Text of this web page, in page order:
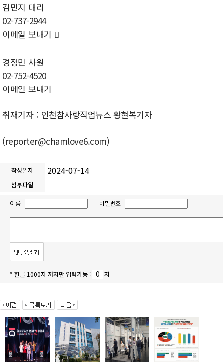
김민지 대리
02-737-2944
이메일 보내기 
경정민 사원
02-752-4520
이메일 보내기
취재기자 : 인천참사랑직업뉴스 황현복기자
(reporter@chamlove6.com)
작성일자 2024-07-14
첨부파일
이름 비밀번호
* 한글 1000자 까지만 입력가능 : 자